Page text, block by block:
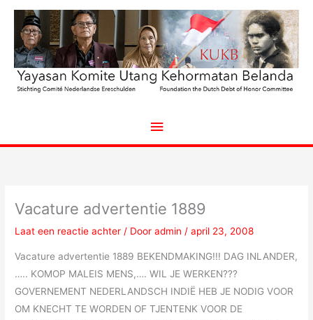
inhoud
Hoofdmenu
Vacature advertentie 1889
Laat een reactie achter / Dooradmin/april 23, 2008
Vacature advertentie 1889 BEKENDMAKING!!! DAG INLANDER,
….. KOMOP MALEIS MENS,…. WIL JE WERKEN???
GOVERNEMENT NEDERLANDSCH INDIË HEB JE NODIG VOOR
OM KNECHT TE WORDEN OF TJENTENK VOOR DE